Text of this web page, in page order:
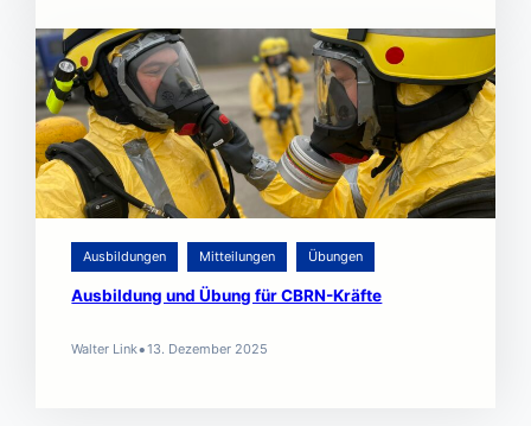
Ausbildungen Mitteilungen Übungen
Ausbildung und Übung für CBRN-Kräfte
Walter Link•13. Dezember 2025